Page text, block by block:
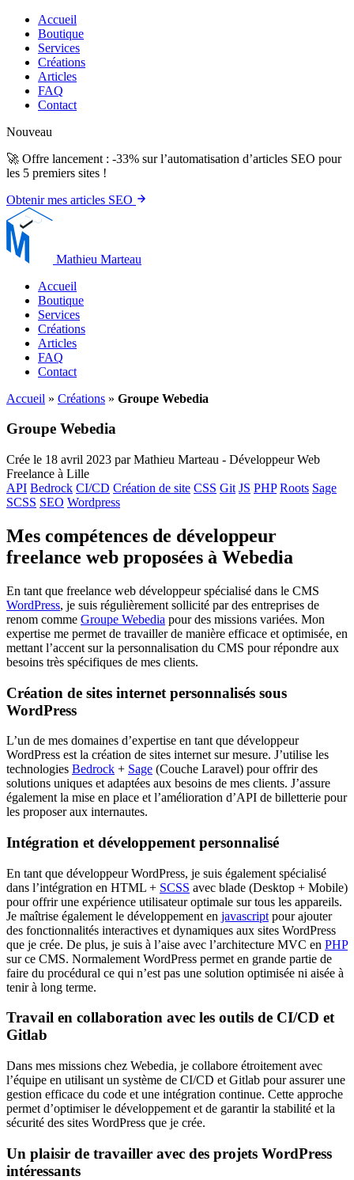
Accueil
Boutique
Services
Créations
Articles
FAQ
Contact
Nouveau
🚀 Offre lancement : -33% sur l’automatisation d’articles SEO pour
les 5 premiers sites !
Obtenir mes articles SEO
Mathieu Marteau
Accueil
Boutique
Services
Créations
Articles
FAQ
Contact
Accueil » Créations » Groupe Webedia
Groupe Webedia
Crée le 18 avril 2023 par Mathieu Marteau - Développeur Web
Freelance à Lille
API Bedrock CI/CD Création de site CSS Git JS PHP Roots Sage
SCSS SEO Wordpress
Mes compétences de développeur
freelance web proposées à Webedia
En tant que freelance web développeur spécialisé dans le CMS
WordPress, je suis régulièrement sollicité par des entreprises de
renom comme Groupe Webedia pour des missions variées. Mon
expertise me permet de travailler de manière efficace et optimisée, en
mettant l’accent sur la personnalisation du CMS pour répondre aux
besoins très spécifiques de mes clients.
Création de sites internet personnalisés sous
WordPress
L’un de mes domaines d’expertise en tant que développeur
WordPress est la création de sites internet sur mesure. J’utilise les
technologies Bedrock + Sage (Couche Laravel) pour offrir des
solutions uniques et adaptées aux besoins de mes clients. J’assure
également la mise en place et l’amélioration d’API de billetterie pour
les proposer aux internautes.
Intégration et développement personnalisé
En tant que développeur WordPress, je suis également spécialisé
dans l’intégration en HTML + SCSS avec blade (Desktop + Mobile)
pour offrir une expérience utilisateur optimale sur tous les appareils.
Je maîtrise également le développement en javascript pour ajouter
des fonctionnalités interactives et dynamiques aux sites WordPress
que je crée. De plus, je suis à l’aise avec l’architecture MVC en PHP
sur ce CMS. Normalement WordPress permet en grande partie de
faire du procédural ce qui n’est pas une solution optimisée ni aisée à
tenir à long terme.
Travail en collaboration avec les outils de CI/CD et
Gitlab
Dans mes missions chez Webedia, je collabore étroitement avec
l’équipe en utilisant un système de CI/CD et Gitlab pour assurer une
gestion efficace du code et une intégration continue. Cette approche
permet d’optimiser le développement et de garantir la stabilité et la
sécurité des sites WordPress que je crée.
Un plaisir de travailler avec des projets WordPress
intéressants